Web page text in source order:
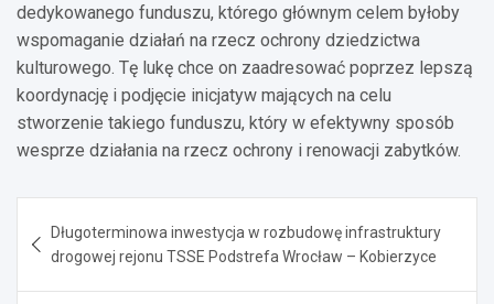
dedykowanego funduszu, którego głównym celem byłoby
wspomaganie działań na rzecz ochrony dziedzictwa
kulturowego. Tę lukę chce on zaadresować poprzez lepszą
koordynację i podjęcie inicjatyw mających na celu
stworzenie takiego funduszu, który w efektywny sposób
wesprze działania na rzecz ochrony i renowacji zabytków.
wpisu
Długoterminowa inwestycja w rozbudowę infrastruktury
drogowej rejonu TSSE Podstrefa Wrocław – Kobierzyce